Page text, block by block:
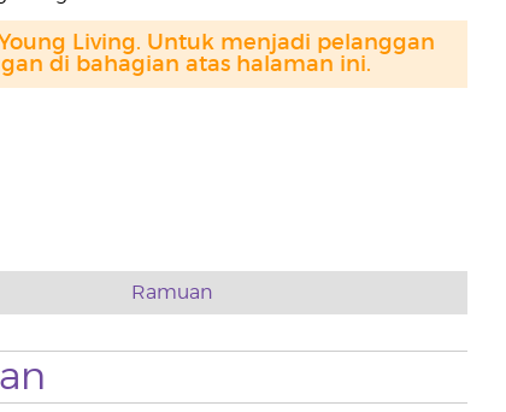
Living. Untuk menjadi pelanggan
di bahagian atas halaman ini.
Ramuan